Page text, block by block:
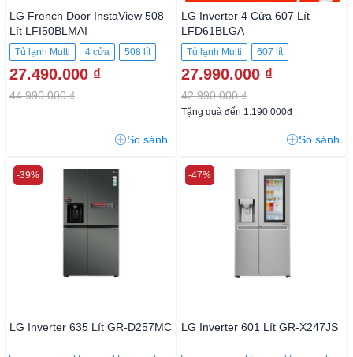
LG French Door InstaView 508
Lít LFI50BLMAI
Tủ lạnh Multi 4 cửa 508 lít
27.490.000 ₫
44.990.000 ₫
So sánh
LG Inverter 4 Cửa 607 Lít
LFD61BLGA
Tủ lạnh Multi 607 lít
27.990.000 ₫
42.990.000 ₫
Tặng quà đến 1.190.000đ
So sánh
LG Inverter 635 Lít GR-D257MC
-39%
LG Inverter 601 Lít GR-X247JS
-47%